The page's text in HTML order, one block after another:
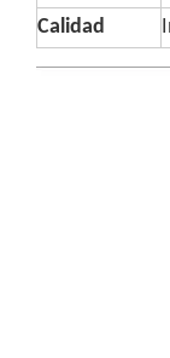
Calidad